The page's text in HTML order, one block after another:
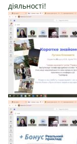
діяльності!